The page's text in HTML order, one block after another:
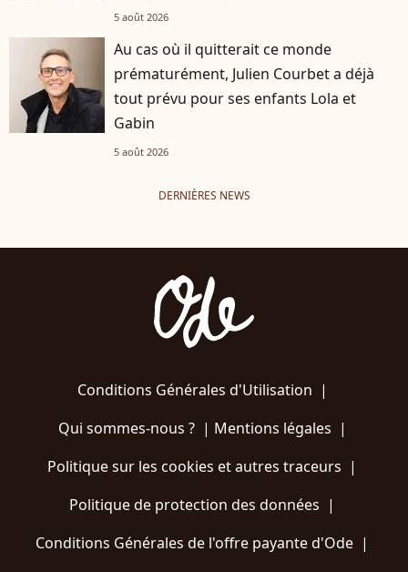
5 août 2026
Au cas où il quitterait ce monde
prématurément, Julien Courbet a déjà
tout prévu pour ses enfants Lola et
Gabin
5 août 2026
DERNIÈRES NEWS
Conditions Générales d'Utilisation |
Qui sommes-nous ?| Mentions légales |
Politique sur les cookies et autres traceurs |
Politique de protection des données |
Conditions Générales de l'offre payante d'Ode |